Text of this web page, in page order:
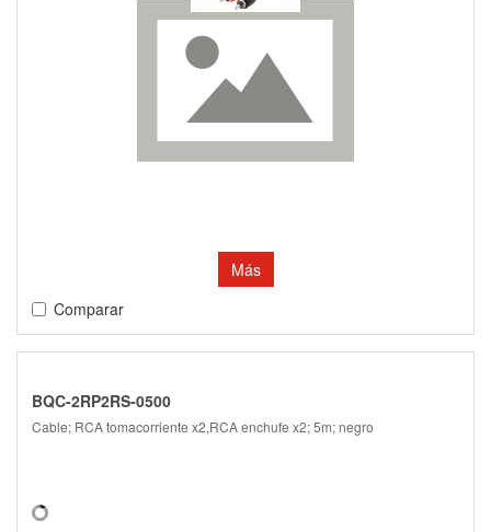
Más
Comparar
BQC-2RP2RS-0500
Cable; RCA tomacorriente x2,RCA enchufe x2; 5m; negro